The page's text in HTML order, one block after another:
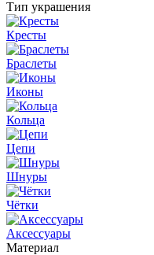
Тип украшения
Кресты
Браслеты
Иконы
Кольца
Цепи
Шнуры
Чётки
Аксессуары
Материал